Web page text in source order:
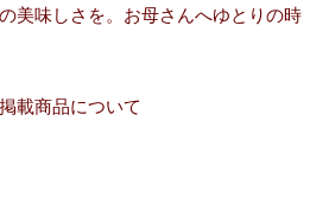
美味しさを。お母さんへゆとりの時
載商品について